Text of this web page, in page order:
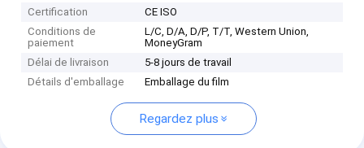
Certification
CE ISO
Conditions de
paiement
L/C, D/A, D/P, T/T, Western Union,
MoneyGram
Délai de livraison
5-8 jours de travail
Détails d'emballage
Emballage du film
Regardez plus